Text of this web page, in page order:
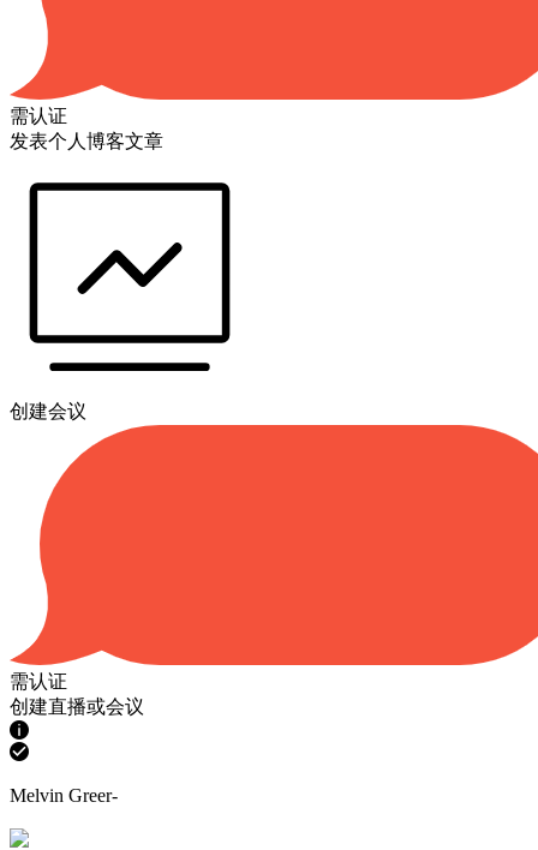
需认证
发表个人博客文章
创建会议
需认证
创建直播或会议
Melvin Greer-